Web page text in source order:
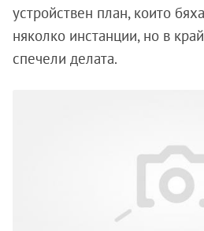
устройствен план, които
няколко инстанции, но в
спечели делата.